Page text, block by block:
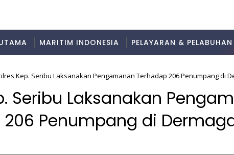
MARITIM INDONESIA PELAYARAN & PELABUHAN
Kep. Seribu Laksanakan Pengamanan Terhadap 206 Penumpang di
Seribu Laksanakan
Penumpang di